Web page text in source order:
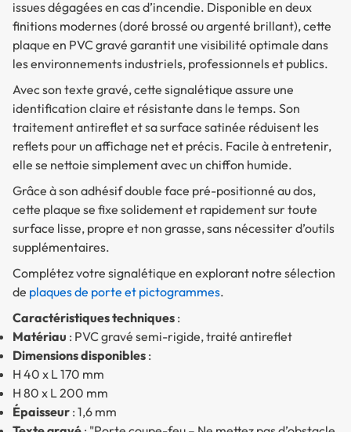
issues dégagées en cas d’incendie. Disponible en deux
finitions modernes (doré brossé ou argenté brillant), cette
plaque en PVC gravé garantit une visibilité optimale dans
les environnements industriels, professionnels et publics.
Avec son texte gravé, cette signalétique assure une
identification claire et résistante dans le temps. Son
traitement antireflet et sa surface satinée réduisent les
reflets pour un affichage net et précis. Facile à entretenir,
elle se nettoie simplement avec un chiffon humide.
Grâce à son adhésif double face pré-positionné au dos,
cette plaque se fixe solidement et rapidement sur toute
surface lisse, propre et non grasse, sans nécessiter d’outils
supplémentaires.
Complétez votre signalétique en explorant notre sélection
de plaques de porte et pictogrammes.
Caractéristiques techniques :
Matériau : PVC gravé semi-rigide, traité antireflet
Dimensions disponibles :
H 40 x L 170 mm
H 80 x L 200 mm
Épaisseur : 1,6 mm